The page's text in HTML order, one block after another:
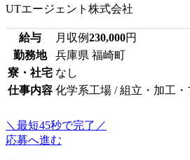
UTエージェント株式会社
給与 月収例230,000円
勤務地
兵庫県 福崎町
寮・社宅 なし
仕事内容 化学系工場 / 組立・加工
＼最短45秒で完了／
応募へ進む